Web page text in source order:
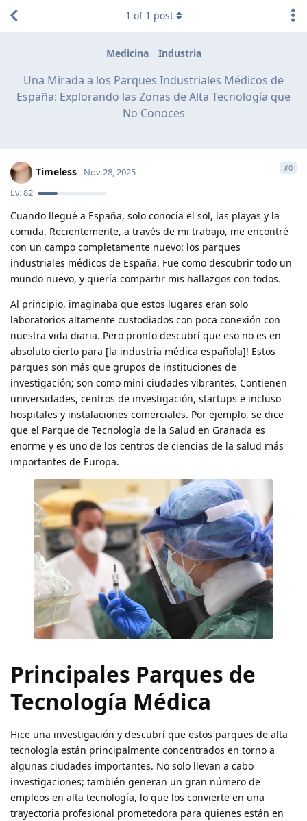
Medicina Industria
Una Mirada a los Parques Industriales Médicos de
España: Explorando las Zonas de Alta Tecnología que
No Conoces
1 of 1 post
Timeless
Lv.82
Nov 28, 2025 #0
Cuando llegué a España, solo conocía el sol, las playas y la
comida. Recientemente, a través de mi trabajo, me encontré
con un campo completamente nuevo: los parques
industriales médicos de España. Fue como descubrir todo un
mundo nuevo, y quería compartir mis hallazgos con todos.
Al principio, imaginaba que estos lugares eran solo
laboratorios altamente custodiados con poca conexión con
nuestra vida diaria. Pero pronto descubrí que eso no es en
absoluto cierto para [la industria médica española]! Estos
parques son más que grupos de instituciones de
investigación; son como mini ciudades vibrantes. Contienen
universidades, centros de investigación, startups e incluso
hospitales y instalaciones comerciales. Por ejemplo, se dice
que el Parque de Tecnología de la Salud en Granada es
enorme y es uno de los centros de ciencias de la salud más
importantes de Europa.
Principales Parques de
Tecnología Médica
Hice una investigación y descubrí que estos parques de alta
tecnología están principalmente concentrados en torno a
algunas ciudades importantes. No solo llevan a cabo
investigaciones; también generan un gran número de
empleos en alta tecnología, lo que los convierte en una
trayectoria profesional prometedora para quienes están en